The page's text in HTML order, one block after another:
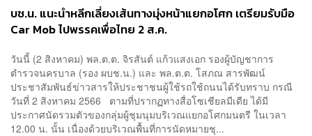
บช.น. แนะนำหลีกเลี่ยงเส้นทางมุ่งหน้าแยกอโศก เตรียมรับมือ
Car Mob ไปพรรคเพื่อไทย 2 ส.ค.
วันนี้ (2 สิงหาคม) พล.ต.ต. จิรสันต์ แก้วแสงเอก รองผู้บัญชาการ
ตำรวจนครบาล (รอง ผบช.น.) และ พล.ต.ต. โสภณ สารพัฒน์
ประชาสัมพันธ์ข่าวสารให้ประชาชนผู้ใช้รถใช้ถนนได้รับทราบ กรณี
วันที่ 2 สิงหาคม 2566 ตามที่ปรากฏทางสื่อโซเชียลมีเดีย ได้มี
ประกาศนัดรวมตัวของกลุ่มผู้ชุมนุมบริเวณแยกอโศกมนตรี ในเวลา
12.00 น. นั้น เนื่องด้วยบริเวณพื้นที่การนัดหมายชุ...